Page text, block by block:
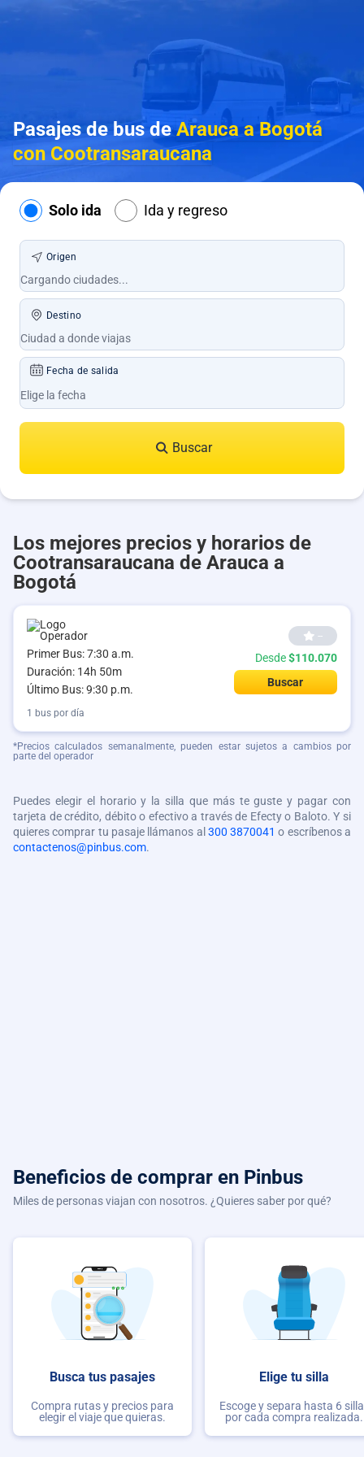
Pasajes de bus deArauca a Bogotá
con Cootransaraucana
Solo ida Ida y regreso
Origen
Destino
Fecha de salida
Buscar
Los mejores precios y horarios de
Cootransaraucana de Arauca a
Bogotá
Primer Bus: 7:30 a.m.
Duración: 14h 50m
Último Bus: 9:30 p.m.
--
Desde$110.070
Buscar
1 bus por día
*Precios calculados semanalmente, pueden estar sujetos a cambios por
parte del operador
Puedes elegir el horario y la silla que más te guste y pagar con
tarjeta de crédito, débito o efectivo a través de Efecty o Baloto. Y si
quieres comprar tu pasaje llámanos al 300 3870041 o escríbenos a
contactenos@pinbus.com.
Beneficios de comprar en Pinbus
Miles de personas viajan con nosotros. ¿Quieres saber por qué?
Busca tus pasajes
Compra rutas y precios para
elegir el viaje que quieras.
Elige tu silla
Escoge y separa hasta 6
por cada compra realizada.